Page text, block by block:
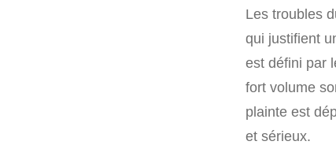
Les troubles
qui justifient
est défini par
fort volume
plainte est
et sérieux.